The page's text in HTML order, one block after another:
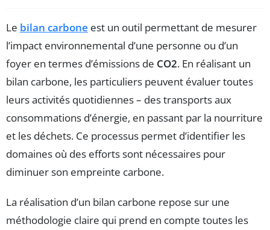
Le bilan carbone est un outil permettant de mesurer
l’impact environnemental d’une personne ou d’un
foyer en termes d’émissions de CO2. En réalisant un
bilan carbone, les particuliers peuvent évaluer toutes
leurs activités quotidiennes – des transports aux
consommations d’énergie, en passant par la nourriture
et les déchets. Ce processus permet d’identifier les
domaines où des efforts sont nécessaires pour
diminuer son empreinte carbone.
La réalisation d’un bilan carbone repose sur une
méthodologie claire qui prend en compte toutes les